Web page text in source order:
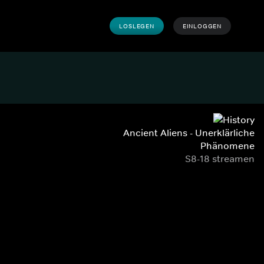
LOSLEGEN EINLOGGEN
Ancient Aliens - Unerklärliche
Phänomene
S8-18 streamen